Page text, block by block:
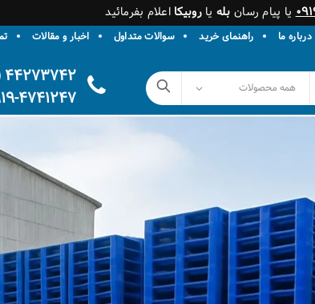
یا پیام رسان بله یاروبیکا اعلام بفرمائید
درباره ما راهنمای خرید سوالات متداول اخبار و مقالات
۴۴۲۷۳۷۴۲ (۰۲۱)
۰۹۱۹-